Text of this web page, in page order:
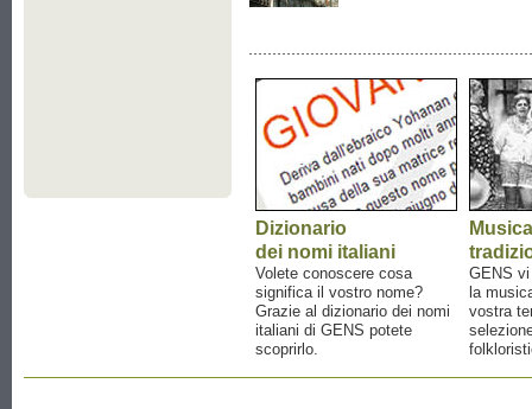
Dizionario
dei nomi italiani
Volete conoscere cosa
significa il vostro nome?
Grazie al dizionario dei nomi
italiani di GENS potete
scoprirlo.
Musica
GENS
la
vostra